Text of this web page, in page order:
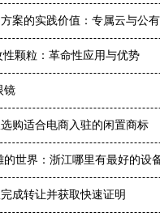
案的实践价值：专属云与公
颗粒：革命性应用与优势
镜
购适合电商入驻的闲置商标
世界：浙江哪里有最好的设
成转让并获取快速证明